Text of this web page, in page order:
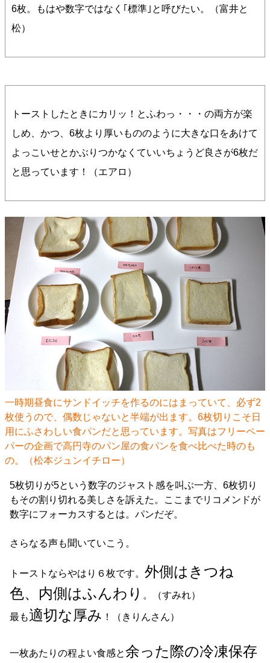
6枚。もはや数字ではなく｢標準｣と呼びたい。（富井と
松）
トーストしたときにカリッ！とふわっ・・・の両方が楽
しめ、かつ、6枚より厚いもののように大きな口をあけて
よっこいせとかぶりつかなくていいちょうど良さが6枚だ
と思っています！（エアロ）
一時期昼食にサンドイッチを作るのにはまっていて、必ず2
枚使うので、偶数じゃないと半端が出ます。6枚切りこそ日
用にふさわしい食パンだと思っています。写真はフリーペー
パーの企画で高円寺のパン屋の食パンを食べ比べた時のも
の。（松本ジュンイチロー）
5枚切りが5という数字のジャスト感を叫ぶ一方、6枚切り
もその割り切れる美しさを訴えた。ここまでリコメンドが
数字にフォーカスするとは。パンだぞ。
さらなる声も聞いていこう。
トーストならやはり６枚です。 外側はきつね
色、内側はふんわり 。（すみれ）
最も適切な厚み ！（きりんさん）
一枚あたりの程よい食感と余った際の冷凍保存